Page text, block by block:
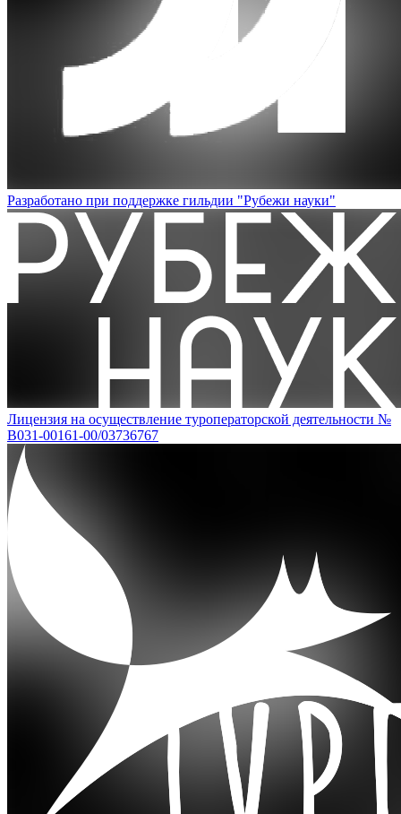
Разработано при поддержке гильдии "Рубежи науки"
Лицензия на осуществление туроператорской деятельности №
В031-00161-00/03736767